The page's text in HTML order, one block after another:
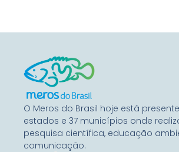
O Meros do Brasil hoje está
estados e 37 municípios onde
pesquisa científica, educação
comunicação.